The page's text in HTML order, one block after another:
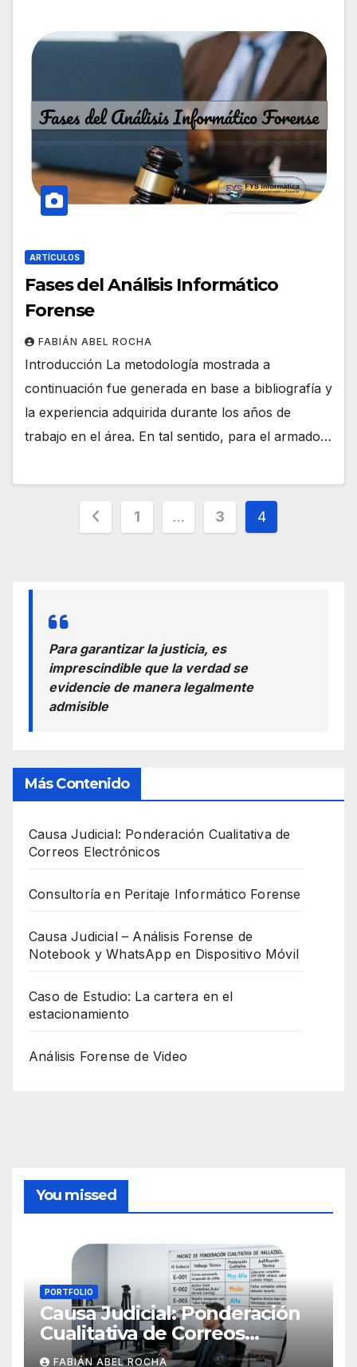
ARTÍCULOS
Fases del Análisis Informático
Forense
FABIÁN ABEL ROCHA
Introducción La metodología mostrada a
continuación fue generada en base a bibliografía y
la experiencia adquirida durante los años de
trabajo en el área. En tal sentido, para el armado…
Paginación
1 … 3 4
Para garantizar la justicia, es
imprescindible que la verdad se
evidencie de manera legalmente
admisible
Más Contenido
Causa Judicial: Ponderación Cualitativa de
Correos Electrónicos
Consultoría en Peritaje Informático Forense
Causa Judicial – Análisis Forense de
Notebook y WhatsApp en Dispositivo Móvil
Caso de Estudio: La cartera en el
estacionamiento
Análisis Forense de Video
You missed
PORTFOLIO
Causa Judicial: Ponderación
Cualitativa de Correos
Electrónicos
FABIÁN ABEL ROCHA